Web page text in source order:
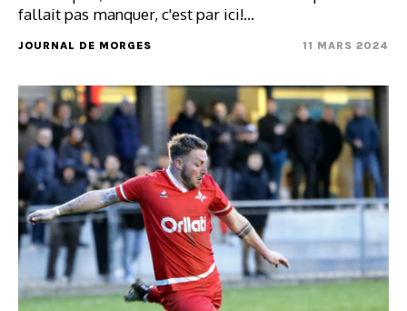
fallait pas manquer, c'est par ici!…
JOURNAL DE MORGES 11 MARS 2024